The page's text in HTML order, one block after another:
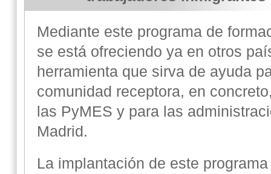
Mediante este programa de
se está ofreciendo ya en otros
herramienta que sirva de ayuda
comunidad receptora, en
las PyMES y para las
Madrid.
La implantación de este